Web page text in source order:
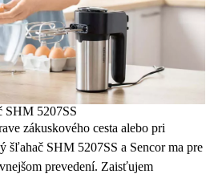
SHM 5207SS
zákuskového cesta alebo pri
šľahač SHM 5207SS a Sencor ma pre
prevedení. Zaisťujem